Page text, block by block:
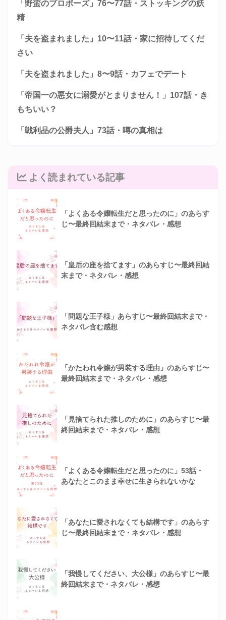
「野蛮のプロポーズ」76〜77話・ストッキングの妖
精
「夫を盗まれました」10〜11話・家に招待してくだ
さい
「夫を盗まれました」8〜9話・カフェでデート
「帝国一の悪女に溺愛がとまりません！」107話・き
もちいい？
「戦利品の公爵夫人」73話・噂の真相は
よく読まれている記事
「よくある令嬢転生だと思ったのに」のあらす
じ〜最終回結末まで・ネタバレ・感想
「皇后の座を捨てます」のあらすじ〜最終回結
末まで・ネタバレ・感想
「問題な王子様」あらすじ〜最終回結末まで・
ネタバレ含む感想
「かたわれ令嬢が男装する理由」のあらすじ〜
最終回結末まで・ネタバレ・感想
「見捨てられた推しのために」のあらすじ〜最
終回結末まで・ネタバレ・感想
「よくある令嬢転生だと思ったのに」53話・
あなたとこのまま幸せに生きられないかな
「あなたに愛されなくても結構です」のあらす
じ〜最終回結末まで・ネタバレ・感想
「我慢してください、大公様」のあらすじ〜最
終回結末まで・ネタバレ・感想